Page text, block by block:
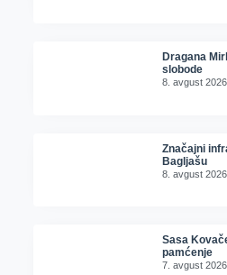
Dragana
slobode
8. avgust 2026.
Značajni
Bagljašu
8. avgust 2026.
Sasa
pamćenje
7. avgust 2026.